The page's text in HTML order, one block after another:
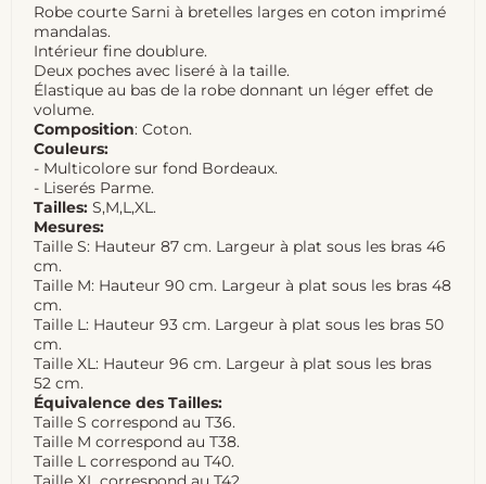
Robe courte Sarni à bretelles larges en coton imprimé
mandalas.
Intérieur fine doublure.
Deux poches avec liseré à la taille.
Élastique au bas de la robe donnant un léger effet de
volume.
Composition: Coton.
Couleurs:
- Multicolore sur fond Bordeaux.
- Liserés Parme.
Tailles: S,M,L,XL.
Mesures:
Taille S: Hauteur 87 cm. Largeur à plat sous les bras 46
cm.
Taille M: Hauteur 90 cm. Largeur à plat sous les bras 48
cm.
Taille L: Hauteur 93 cm. Largeur à plat sous les bras 50
cm.
Taille XL: Hauteur 96 cm. Largeur à plat sous les bras
52 cm.
Équivalence des Tailles:
Taille S correspond au T36.
Taille M correspond au T38.
Taille L correspond au T40.